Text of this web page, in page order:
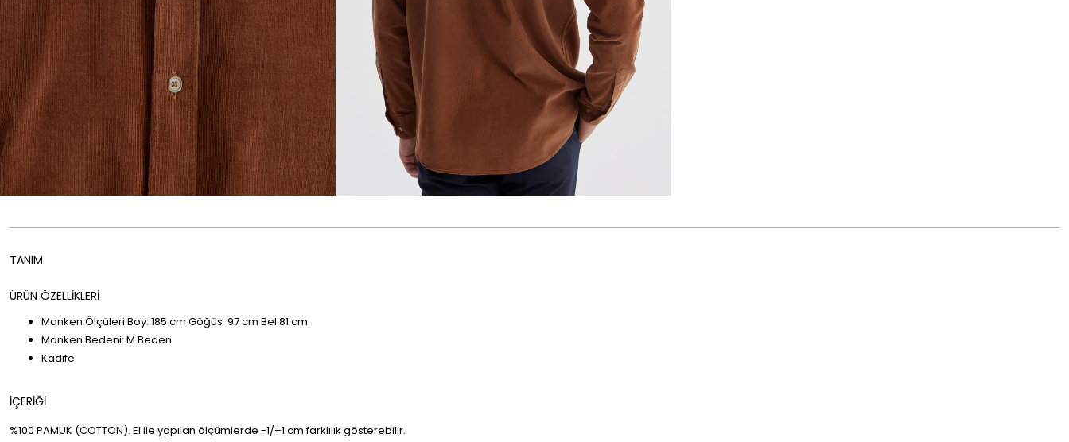
ÜRÜN ÖZELLİKLERİ
Manken Ölçüleri:Boy: 185 cm Göğüs: 97 cm Bel:81 cm
Manken Bedeni: M Beden
Kadife
%100 PAMUK (COTTON). El ile yapılan ölçümlerde -1/+1 cm farklılık gösterebilir.